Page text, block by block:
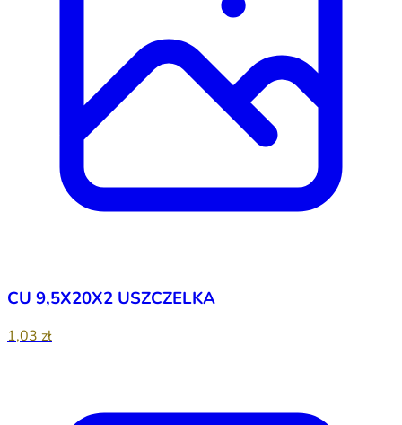
CU 9,5X20X2 USZCZELKA
1,03 zł